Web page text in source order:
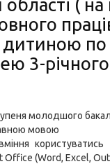
( на
дитиною по
3-річного
молодшого
мовою
користуватись
Office (Word, Excel,